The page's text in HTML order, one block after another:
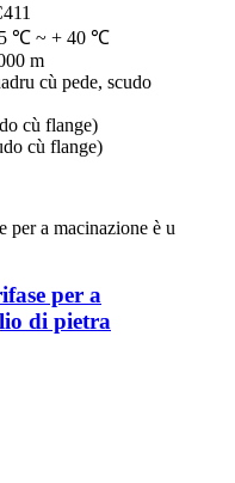
℃ ~ + 40 ℃
m
cù pede, scudo
cù flange)
cù flange)
per a
di pietra